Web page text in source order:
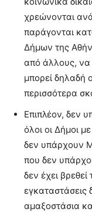
χρεώνονται
παράγονται
Δήμων της
από άλλους, να
μπορεί δηλαδή
περισσότερα
Επιπλέον, δεν
όλοι οι Δήμοι
δεν υπάρχουν
που δεν
δεν έχει
εγκαταστάσεις
αμαξοστάσια